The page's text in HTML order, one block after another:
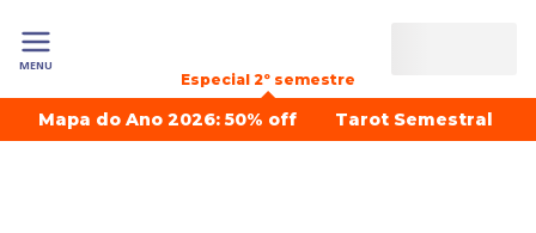
MENU
Especial 2º semestre
Mapa do Ano 2026: 50% off Tarot Semestral